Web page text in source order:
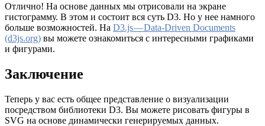
Отлично! На основе данных мы отрисовали на экране
гистограмму. В этом и состоит вся суть D3. Но у нее намного
больше возможностей. На D3.js — Data-Driven Documents
(d3js.org) вы можете ознакомиться с интересными графиками
и фигурами.
Заключение
Теперь у вас есть общее представление о визуализации
посредством библиотеки D3. Вы можете рисовать фигуры в
SVG на основе динамически генерируемых данных.